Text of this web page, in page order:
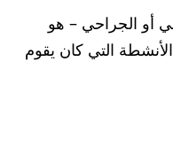
أو الجراحي – هو
التي كان يقوم